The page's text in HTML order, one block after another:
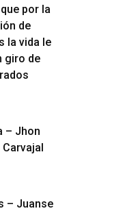
por la
de
la vida le
giro de
– Jhon
– Juanse